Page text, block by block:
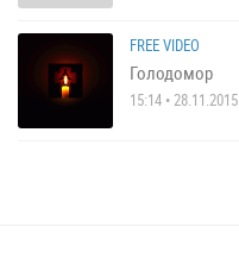
FREE VIDEO
Голодомор
15:14 • 28.11.2015